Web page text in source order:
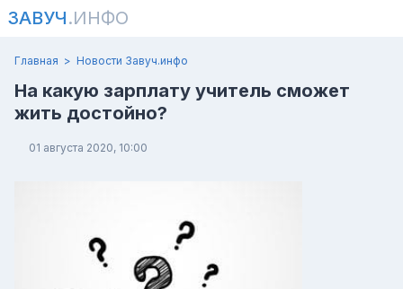
ЗАВУЧ.ИНФО
Главная Новости Завуч.инфо
На какую зарплату учитель сможет
жить достойно?
01 августа 2020, 10:00